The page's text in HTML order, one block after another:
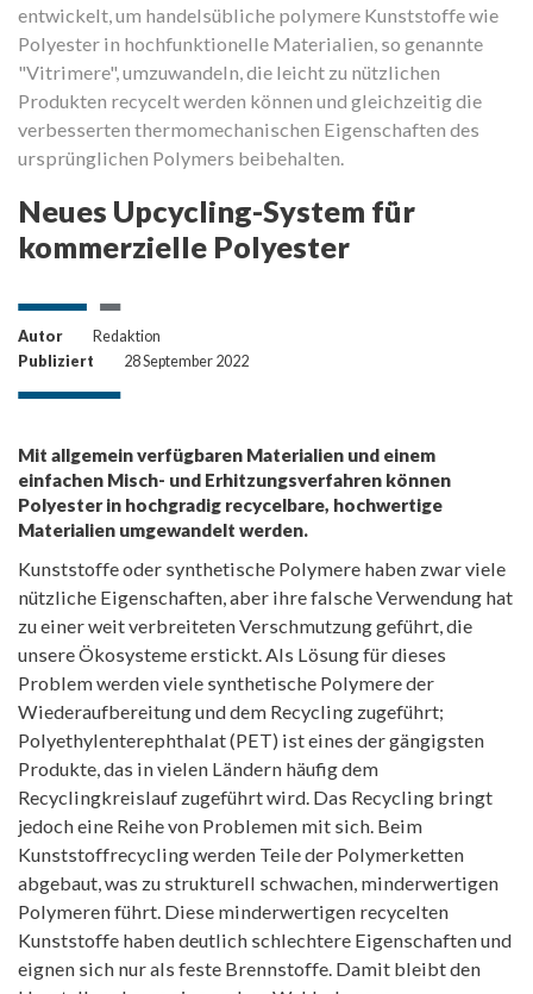
entwickelt, um handelsübliche polymere Kunststoffe wie
Polyester in hochfunktionelle Materialien, so genannte
"Vitrimere", umzuwandeln, die leicht zu nützlichen
Produkten recycelt werden können und gleichzeitig die
verbesserten thermomechanischen Eigenschaften des
ursprünglichen Polymers beibehalten.
Neues Upcycling-System für
kommerzielle Polyester
Autor
Redaktion
Publiziert
28 September 2022
Mit allgemein verfügbaren Materialien und einem
einfachen Misch- und Erhitzungsverfahren können
Polyester in hochgradig recycelbare, hochwertige
Materialien umgewandelt werden.
Kunststoffe oder synthetische Polymere haben zwar viele
nützliche Eigenschaften, aber ihre falsche Verwendung hat
zu einer weit verbreiteten Verschmutzung geführt, die
unsere Ökosysteme erstickt. Als Lösung für dieses
Problem werden viele synthetische Polymere der
Wiederaufbereitung und dem Recycling zugeführt;
Polyethylenterephthalat (PET) ist eines der gängigsten
Produkte, das in vielen Ländern häufig dem
Recyclingkreislauf zugeführt wird. Das Recycling bringt
jedoch eine Reihe von Problemen mit sich. Beim
Kunststoffrecycling werden Teile der Polymerketten
abgebaut, was zu strukturell schwachen, minderwertigen
Polymeren führt. Diese minderwertigen recycelten
Kunststoffe haben deutlich schlechtere Eigenschaften und
eignen sich nur als feste Brennstoffe. Damit bleibt den